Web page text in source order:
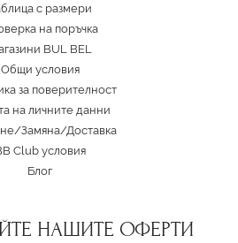
с размери
на поръчка
BUL BEL
Oбщи условия
за поверителност
на личните данни
Замяна/Доставка
Club условия
Блог
НАШИТЕ ОФЕРТИ